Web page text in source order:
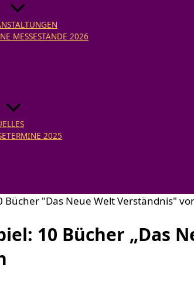
MESSESTÄNDE 2026
2025
10 Bücher „Das